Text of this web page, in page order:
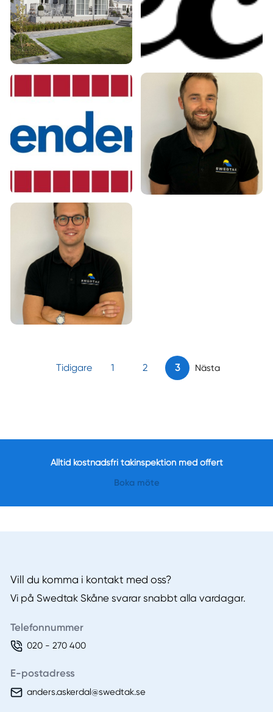
Tidigare 1 2 3 Nästa
Alltid kostnadsfri takinspektion med offert
Boka möte
Vill du komma i kontakt med oss?
Vi på Swedtak Skåne svarar snabbt alla vardagar.
Telefonnummer
020 - 270 400
E-postadress
anders.askerdal@swedtak.se